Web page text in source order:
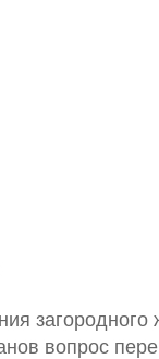
загородного
вопрос